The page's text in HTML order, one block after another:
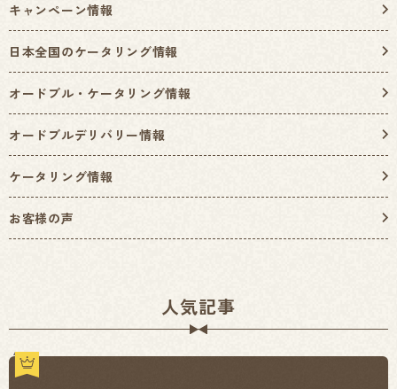
キャンペーン情報
日本全国のケータリング情報
オードブル・ケータリング情報
オードブルデリバリー情報
ケータリング情報
お客様の声
人気記事